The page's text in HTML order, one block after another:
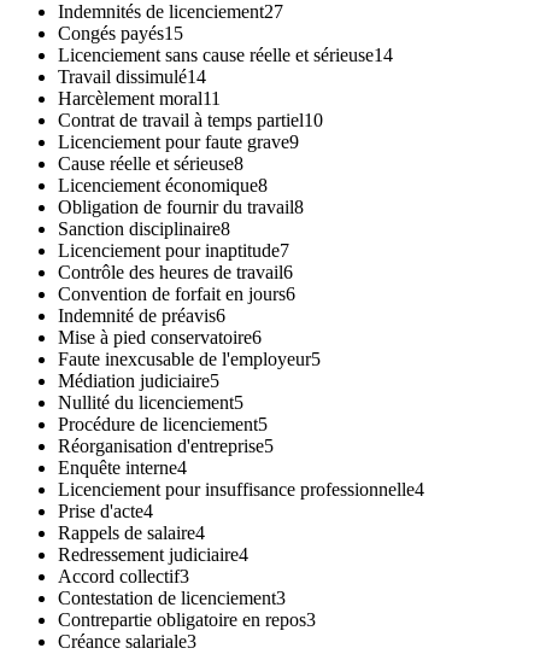
Indemnités de licenciement27
Congés payés15
Licenciement sans cause réelle et sérieuse14
Travail dissimulé14
Harcèlement moral11
Contrat de travail à temps partiel10
Licenciement pour faute grave9
Cause réelle et sérieuse8
Licenciement économique8
Obligation de fournir du travail8
Sanction disciplinaire8
Licenciement pour inaptitude7
Contrôle des heures de travail6
Convention de forfait en jours6
Indemnité de préavis6
Mise à pied conservatoire6
Faute inexcusable de l'employeur5
Médiation judiciaire5
Nullité du licenciement5
Procédure de licenciement5
Réorganisation d'entreprise5
Enquête interne4
Licenciement pour insuffisance professionnelle4
Prise d'acte4
Rappels de salaire4
Redressement judiciaire4
Accord collectif3
Contestation de licenciement3
Contrepartie obligatoire en repos3
Créance salariale3